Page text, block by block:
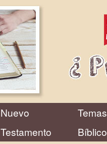
Nuevo
Testamento
Temas